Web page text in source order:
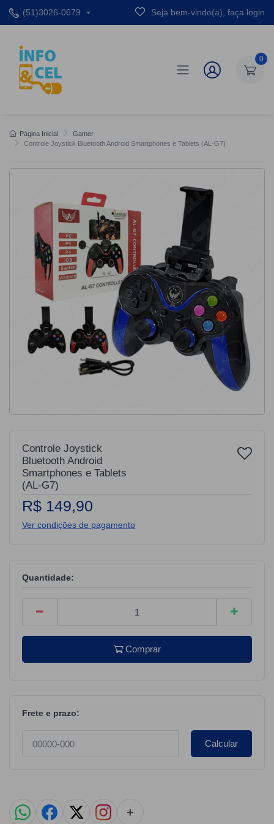
(51)3026-0679 Seja bem-vindo(a), faça login
0
Página Inicial
Gamer
Controle Joystick Bluetooth Android Smartphones e Tablets (AL-G7)
Controle Joystick
Bluetooth Android
Smartphones e Tablets
(AL-G7)
R$ 149,90
Ver condições de pagamento
Quantidade:
Comprar
Frete e prazo:
Calcular
+